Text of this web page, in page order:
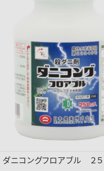
お問い合わせ English
ダニコングフロアブル ２５